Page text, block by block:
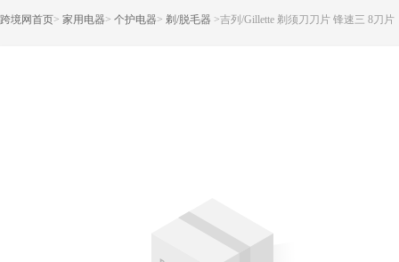
跨境网首页> 家用电器> 个护电器> 剃/脱毛器 >吉列/Gillette 剃须刀刀片 锋速三 8刀片